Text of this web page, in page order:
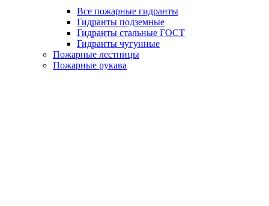
Все пожарные гидранты
Гидранты подземные
Гидранты стальные ГОСТ
Гидранты чугунные
Пожарные лестницы
Пожарные рукава